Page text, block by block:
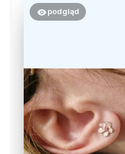
podgląd